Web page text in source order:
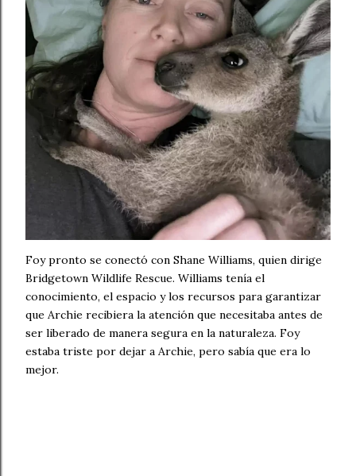
Foy pronto se conectó con Shane Williams, quien dirige
Bridgetown Wildlife Rescue. Williams tenía el
conocimiento, el espacio y los recursos para garantizar
que Archie recibiera la atención que necesitaba antes de
ser liberado de manera segura en la naturaleza. Foy
estaba triste por dejar a Archie, pero sabía que era lo
mejor.